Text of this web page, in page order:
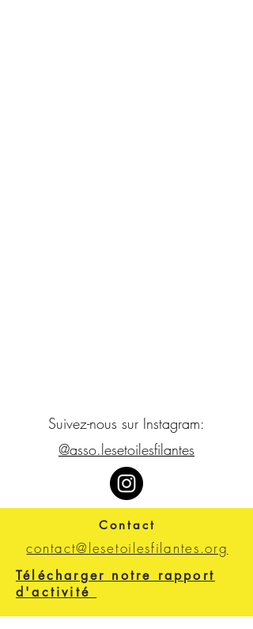
Suivez-nous sur Instagram:
@asso.lesetoilesfilantes
Contact
contact@lesetoilesfilantes.org
Télécharger notre rapport
d'activité